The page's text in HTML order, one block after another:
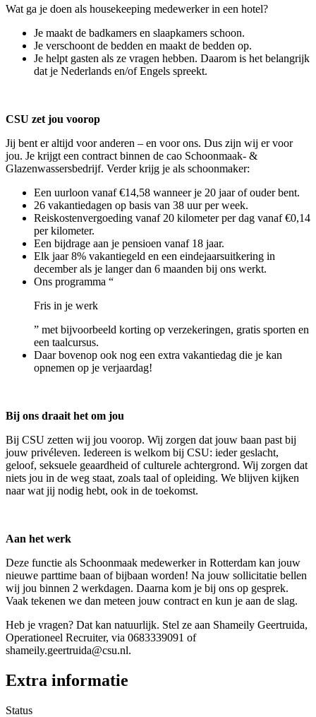
Wat ga je doen als housekeeping medewerker in een hotel?
Je maakt de badkamers en slaapkamers schoon.
Je verschoont de bedden en maakt de bedden op.
Je helpt gasten als ze vragen hebben. Daarom is het belangrijk
dat je Nederlands en/of Engels spreekt.
CSU zet jou voorop
Jij bent er altijd voor anderen – en voor ons. Dus zijn wij er voor
jou. Je krijgt een contract binnen de cao Schoonmaak- &
Glazenwassersbedrijf. Verder krijg je als schoonmaker:
Een uurloon vanaf €14,58 wanneer je 20 jaar of ouder bent.
26 vakantiedagen op basis van 38 uur per week.
Reiskostenvergoeding vanaf 20 kilometer per dag vanaf €0,14
per kilometer.
Een bijdrage aan je pensioen vanaf 18 jaar.
Elk jaar 8% vakantiegeld en een eindejaarsuitkering in
december als je langer dan 6 maanden bij ons werkt.
Ons programma “
Fris in je werk
” met bijvoorbeeld korting op verzekeringen, gratis sporten en
een taalcursus.
Daar bovenop ook nog een extra vakantiedag die je kan
opnemen op je verjaardag!
Bij ons draait het om jou
Bij CSU zetten wij jou voorop. Wij zorgen dat jouw baan past bij
jouw privéleven. Iedereen is welkom bij CSU: ieder geslacht,
geloof, seksuele geaardheid of culturele achtergrond. Wij zorgen dat
niets jou in de weg staat, zoals taal of opleiding. We blijven kijken
naar wat jij nodig hebt, ook in de toekomst.
Aan het werk
Deze functie als Schoonmaak medewerker in Rotterdam kan jouw
nieuwe parttime baan of bijbaan worden! Na jouw sollicitatie bellen
wij jou binnen 2 werkdagen. Daarna kom je bij ons op gesprek.
Vaak tekenen we dan meteen jouw contract en kun je aan de slag.
Heb je vragen? Dat kan natuurlijk. Stel ze aan Shameily Geertruida,
Operationeel Recruiter, via 0683339091 of
shameily.geertruida@csu.nl.
Extra informatie
Status